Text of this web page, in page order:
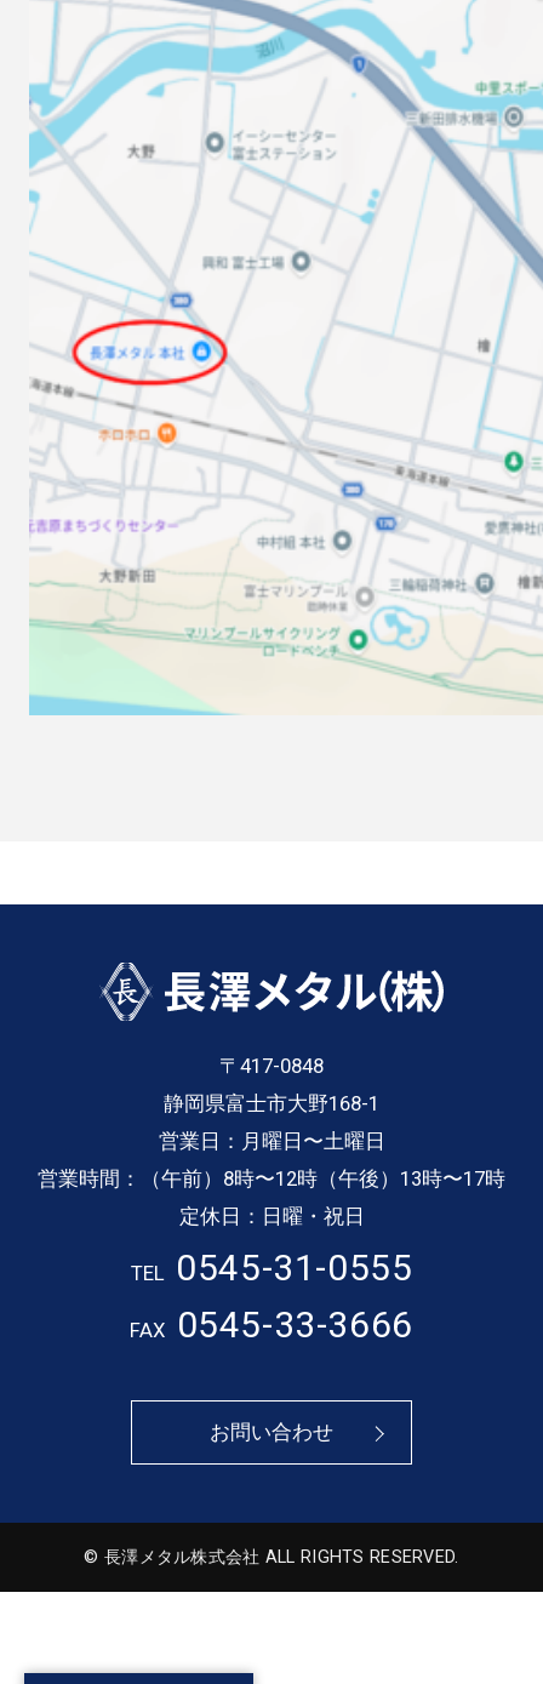
〒417-0848
静岡県富士市大野168-1
営業日：月曜日〜土曜日
営業時間：（午前）8時〜12時（午後）13時〜17時
定休日：日曜・祝日
TEL 0545-31-0555
FAX 0545-33-3666
お問い合わせ
© 長澤メタル株式会社 ALL RIGHTS RESERVED.